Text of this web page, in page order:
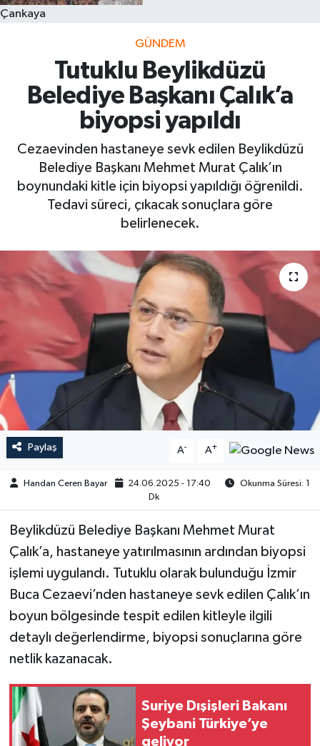
Çankaya
GÜNDEM
Tutuklu Beylikdüzü
Belediye Başkanı Çalık’a
biyopsi yapıldı
Cezaevinden hastaneye sevk edilen Beylikdüzü
Belediye Başkanı Mehmet Murat Çalık’ın
boynundaki kitle için biyopsi yapıldığı öğrenildi.
Tedavi süreci, çıkacak sonuçlara göre
belirlenecek.
Paylaş A- A+
Handan Ceren Bayar 24.06.2025 - 17:40
Okunma Süresi: 1
Dk
Beylikdüzü Belediye Başkanı Mehmet Murat
Çalık’a, hastaneye yatırılmasının ardından biyopsi
işlemi uygulandı. Tutuklu olarak bulunduğu İzmir
Buca Cezaevi’nden hastaneye sevk edilen Çalık’ın
boyun bölgesinde tespit edilen kitleyle ilgili
detaylı değerlendirme, biyopsi sonuçlarına göre
netlik kazanacak.
Suriye Dışişleri Bakanı
Şeybani Türkiye’ye
geliyor